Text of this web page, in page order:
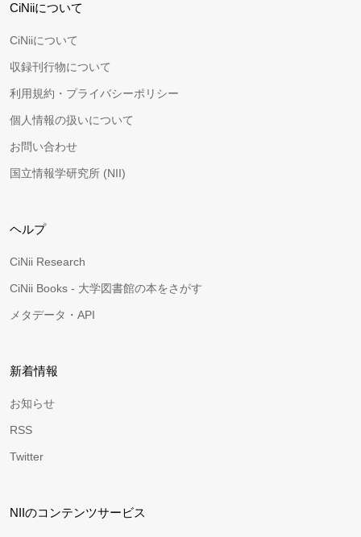
CiNiiについて
CiNiiについて
収録刊行物について
利用規約・プライバシーポリシー
個人情報の扱いについて
お問い合わせ
国立情報学研究所 (NII)
ヘルプ
CiNii Research
CiNii Books - 大学図書館の本をさがす
メタデータ・API
新着情報
お知らせ
RSS
Twitter
NIIのコンテンツサービス